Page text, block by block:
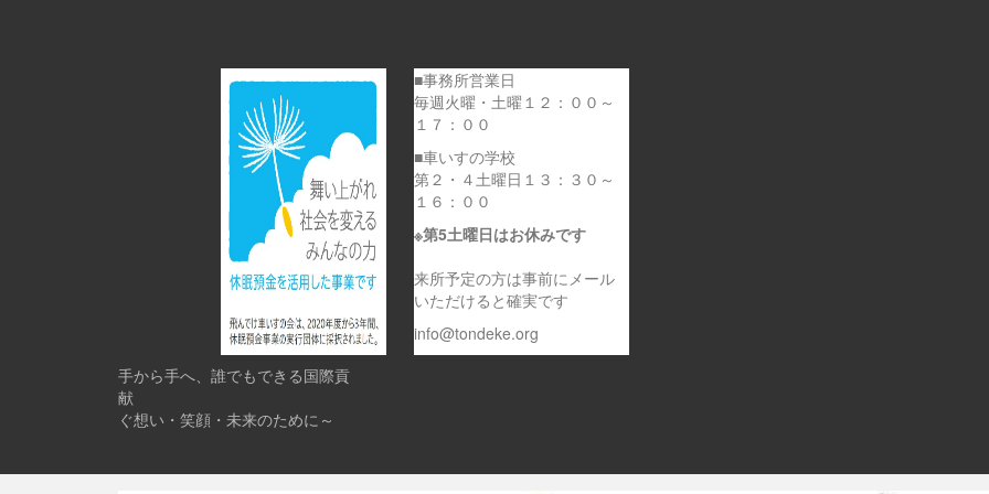
■事務所営業日
毎週火曜・土曜１２：００～
１７：００
■車いすの学校
第２・４土曜日１３：３０～
１６：００
※第5土曜日はお休みです
来所予定の方は事前にメール
いただけると確実です
info@tondeke.org
手から手へ、誰でもできる国際貢
献 ～車いす
ぐ想い・笑顔・未来のために～